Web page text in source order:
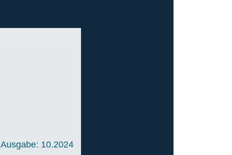
Ausgabe: 10.2024